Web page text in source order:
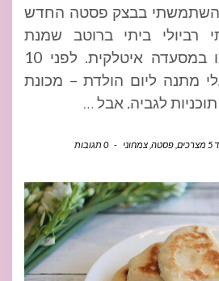
בבצק פסטה החדש
רביולי ביתי ברוטב שמנת
ופטריות. ממש כמו במסעדה איטלקית. לפני 10
מתנה ליום הולדת – מכונת
לגביה. אבל …
פסטה צמחוני - 0 תגובות